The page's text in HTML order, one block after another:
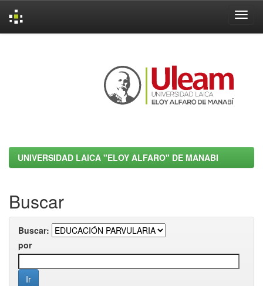
UNIVERSIDAD LAICA "ELOY ALFARO" DE MANABI
Buscar
Buscar:
por